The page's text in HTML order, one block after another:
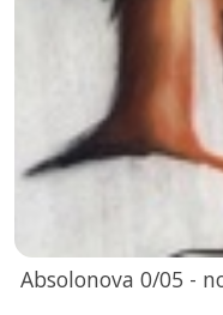
Absolonova 0/05 -